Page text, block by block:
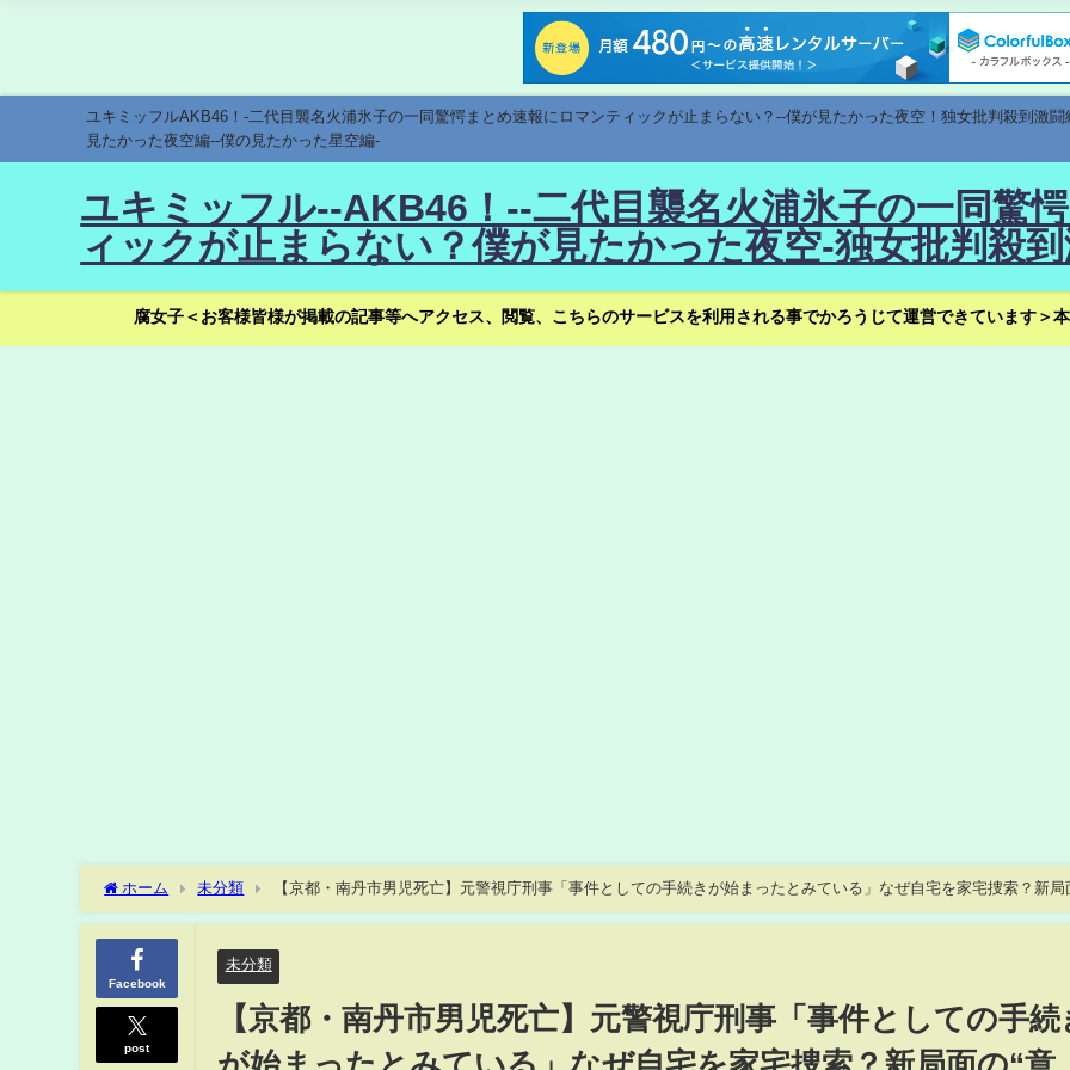
ユキミッフルAKB46！-二代目襲名火浦氷子の一同驚愕まとめ速報にロマンティックが止まらない？--僕が見たかった夜空！独女批判殺到激
見たかった夜空編--僕の見たかった星空編-
ユキミッフル--AKB46！--二代目襲名火浦氷子の一同驚
ィックが止まらない？僕が見たかった夜空-独女批判殺
腐女子＜お客様皆様が掲載の記事等へアクセス、閲覧、こちらのサービスを利用される事でかろうじて運営できています＞
ホーム 未分類
【京都・南丹市男児死亡】元警視庁刑事「事件としての手続きが始まったとみている」なぜ自宅を家宅捜索？新局
の“意味”とは 捜査のねらいは「不自然さ」の払拭か（2026年4月15日）
Facebook
post
未分類
【京都・南丹市男児死亡】元警視庁刑事「事件としての手続
が始まったとみている」なぜ自宅を家宅捜索？新局面の“意